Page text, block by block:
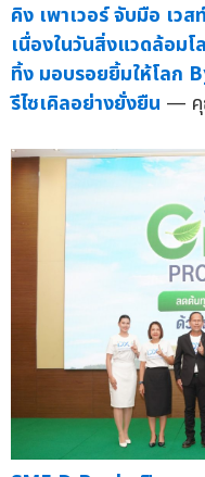
คิง เพาเวอร์ จับมือ เว
เนื่องในวันสิ่งแวดล้อม
ทิ้ง มอบรอยยิ้มให้โลก
รีไซเคิลอย่างยั่งยืน — คุ